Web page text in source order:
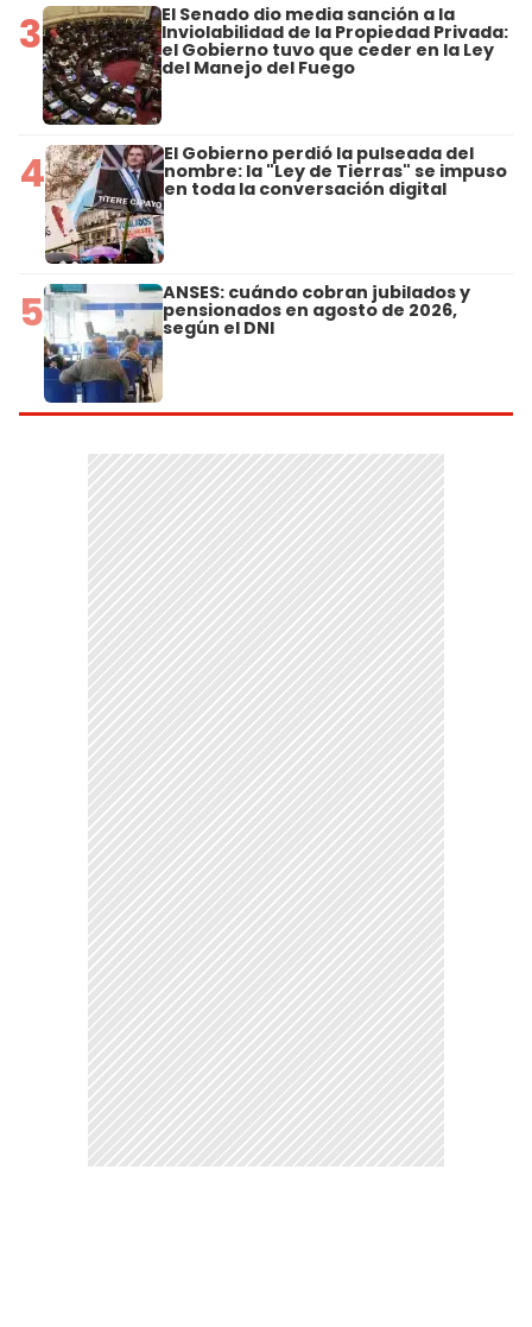
3 El Senado dio media sanción a la
Inviolabilidad de la Propiedad Privada:
el Gobierno tuvo que ceder en la Ley
del Manejo del Fuego
4 El Gobierno perdió la pulseada del
nombre: la "Ley de Tierras" se impuso
en toda la conversación digital
5 ANSES: cuándo cobran jubilados y
pensionados en agosto de 2026,
según el DNI